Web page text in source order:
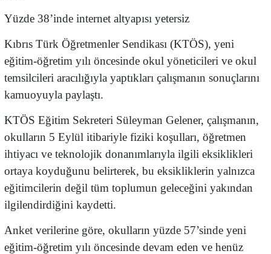
Yüzde 38’inde internet altyapısı yetersiz
Kıbrıs Türk Öğretmenler Sendikası (KTÖS), yeni
eğitim-öğretim yılı öncesinde okul yöneticileri ve okul
temsilcileri aracılığıyla yaptıkları çalışmanın sonuçlarını
kamuoyuyla paylaştı.
KTÖS Eğitim Sekreteri Süleyman Gelener, çalışmanın,
okulların 5 Eylül itibariyle fiziki koşulları, öğretmen
ihtiyacı ve teknolojik donanımlarıyla ilgili eksiklikleri
ortaya koyduğunu belirterek, bu eksikliklerin yalnızca
eğitimcilerin değil tüm toplumun geleceğini yakından
ilgilendirdiğini kaydetti.
Anket verilerine göre, okulların yüzde 57’sinde yeni
eğitim-öğretim yılı öncesinde devam eden ve henüz